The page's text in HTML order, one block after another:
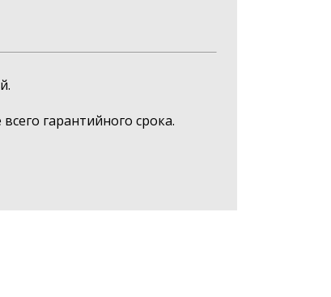
гарантийного срока.